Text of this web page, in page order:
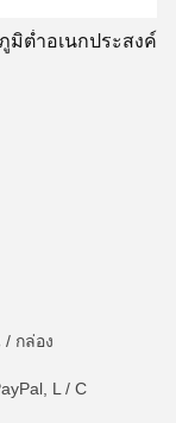
ต่ำอเนกประสงค์
/ กล่อง
L / C